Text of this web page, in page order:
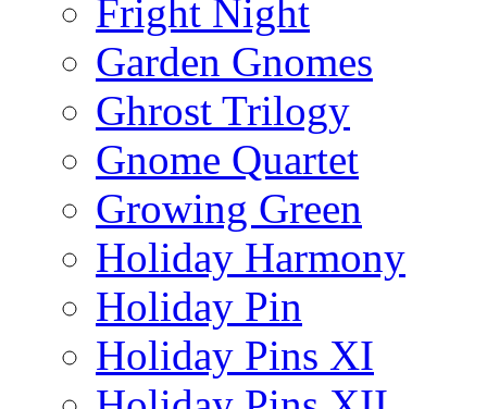
Fright Night
Garden Gnomes
Ghrost Trilogy
Gnome Quartet
Growing Green
Holiday Harmony
Holiday Pin
Holiday Pins XI